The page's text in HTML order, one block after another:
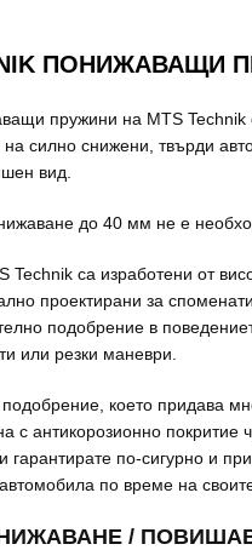
ПОНИЖАВАЩИ
пружини на MTS
на силно снижени, твърди
вид.
до 40 мм не е
Technik са изработени от
проектирани за
подобрение в
или резки маневри.
което придава
с антикорозионно покритие
гарантирате по-сигурно и
по време на
/